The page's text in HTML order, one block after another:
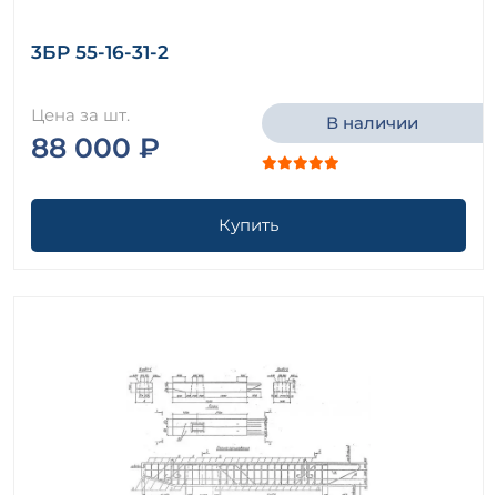
3БР 55-16-31-2
Цена за шт.
88 000 ₽
В наличии
Купить